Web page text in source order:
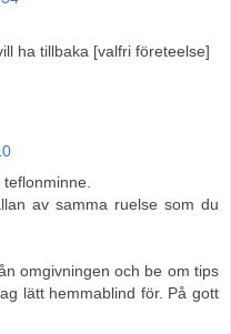
ha tillbaka [valfri företeelse]
av samma ruelse som du
omgivningen och be om tips
lätt hemmablind för. På gott